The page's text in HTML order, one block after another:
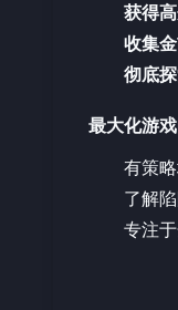
获得
收集
彻底
最大化游
有策略
了解
专注